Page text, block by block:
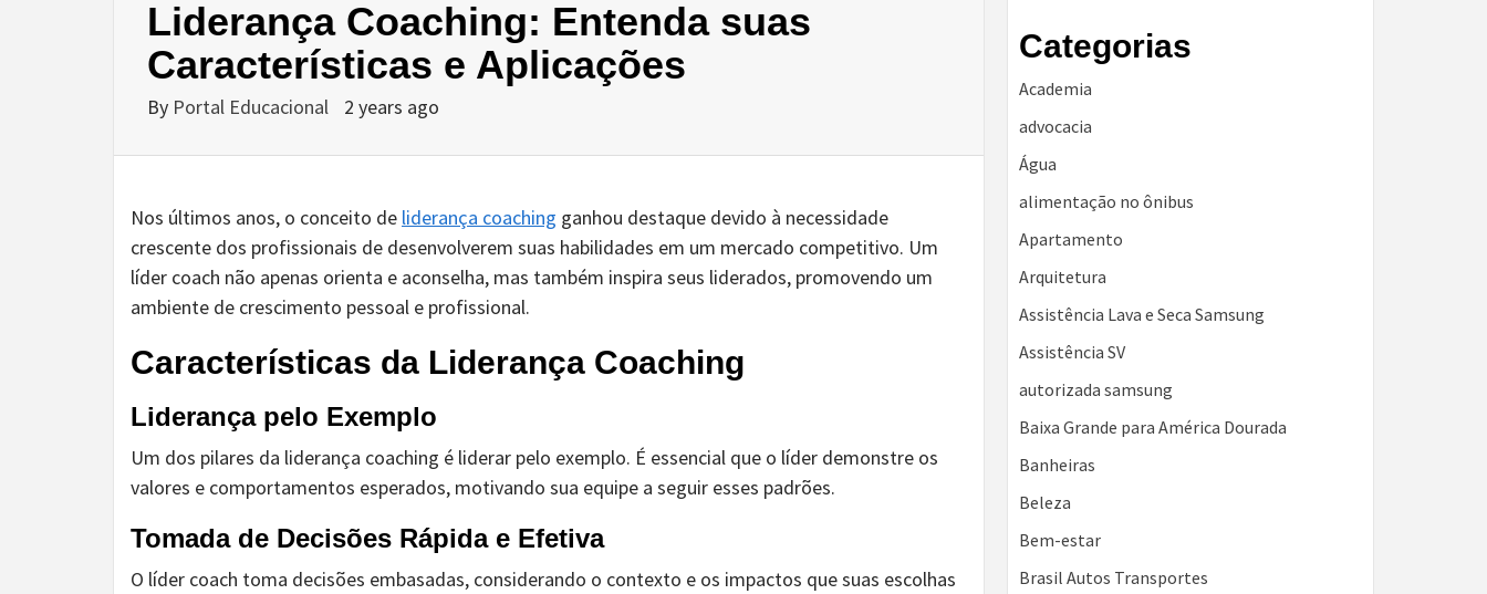
Liderança Coaching: Entenda suas
Características e Aplicações
By Portal Educacional 2 years ago
Nos últimos anos, o conceito de liderança coaching ganhou destaque devido à necessidade
crescente dos profissionais de desenvolverem suas habilidades em um mercado competitivo. Um
líder coach não apenas orienta e aconselha, mas também inspira seus liderados, promovendo um
ambiente de crescimento pessoal e profissional.
Características da Liderança Coaching
Liderança pelo Exemplo
Um dos pilares da liderança coaching é liderar pelo exemplo. É essencial que o líder demonstre os
valores e comportamentos esperados, motivando sua equipe a seguir esses padrões.
Tomada de Decisões Rápida e Efetiva
O líder coach toma decisões embasadas, considerando o contexto e os impactos que suas escolhas
Categorias
Academia
advocacia
Água
alimentação no ônibus
Apartamento
Arquitetura
Assistência Lava e Seca Samsung
Assistência SV
autorizada samsung
Baixa Grande para América Dourada
Banheiras
Beleza
Bem-estar
Brasil Autos Transportes